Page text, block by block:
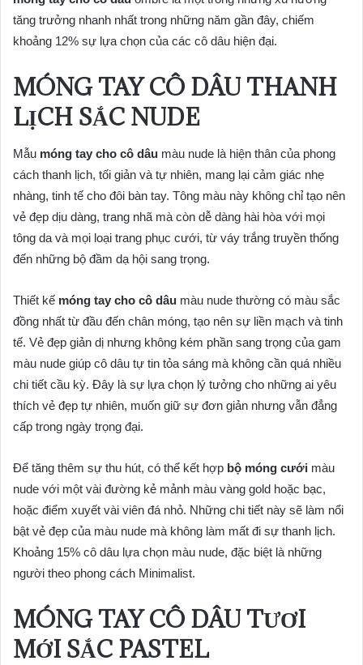
tăng trưởng nhanh nhất trong những năm gần đây, chiếm
khoảng 12% sự lựa chọn của các cô dâu hiện đại.
MÓNG TAY CÔ DÂU THANH
LỊCH SẮC NUDE
Mẫu móng tay cho cô dâu màu nude là hiện thân của phong
cách thanh lịch, tối giản và tự nhiên, mang lại cảm giác nhẹ
nhàng, tinh tế cho đôi bàn tay. Tông màu này không chỉ tạo nên
vẻ đẹp dịu dàng, trang nhã mà còn dễ dàng hài hòa với mọi
tông da và mọi loại trang phục cưới, từ váy trắng truyền thống
đến những bộ đầm dạ hội sang trọng.
Thiết kế móng tay cho cô dâu màu nude thường có màu sắc
đồng nhất từ đầu đến chân móng, tạo nên sự liền mạch và tinh
tế. Vẻ đẹp giản dị nhưng không kém phần sang trọng của gam
màu nude giúp cô dâu tự tin tỏa sáng mà không cần quá nhiều
chi tiết cầu kỳ. Đây là sự lựa chọn lý tưởng cho những ai yêu
thích vẻ đẹp tự nhiên, muốn giữ sự đơn giản nhưng vẫn đẳng
cấp trong ngày trọng đại.
Để tăng thêm sự thu hút, có thể kết hợp bộ móng cưới màu
nude với một vài đường kẻ mảnh màu vàng gold hoặc bạc,
hoặc điểm xuyết vài viên đá nhỏ. Những chi tiết này sẽ làm nổi
bật vẻ đẹp của màu nude mà không làm mất đi sự thanh lịch.
Khoảng 15% cô dâu lựa chọn màu nude, đặc biệt là những
người theo phong cách Minimalist.
MÓNG TAY CÔ DÂU TƯƠI
MỚI SẮC PASTEL